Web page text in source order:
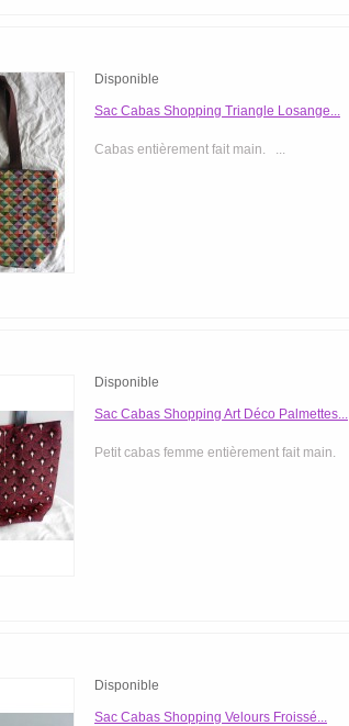
Disponible
Sac Cabas Shopping Triangle Losange...
Cabas entièrement fait main. ...
Disponible
Sac Cabas Shopping Art Déco Palmettes...
Petit cabas femme entièrement fait main.
Disponible
Sac Cabas Shopping Velours Froissé...